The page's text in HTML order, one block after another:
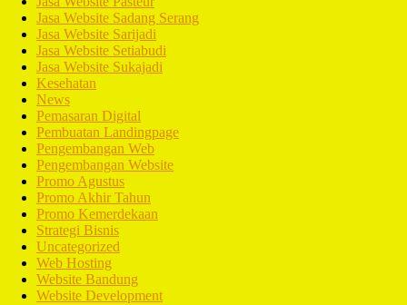
Jasa Website Sadang Serang
Jasa Website Sarijadi
Jasa Website Setiabudi
Jasa Website Sukajadi
Kesehatan
News
Pemasaran Digital
Pembuatan Landingpage
Pengembangan Web
Pengembangan Website
Promo Agustus
Promo Akhir Tahun
Promo Kemerdekaan
Strategi Bisnis
Uncategorized
Web Hosting
Website Bandung
Website Development